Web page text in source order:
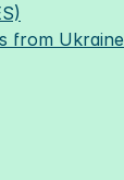
from Ukraine